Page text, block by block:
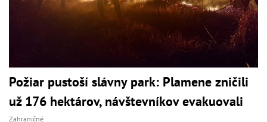
Požiar pustoší slávny park: Plamene zničili
už 176 hektárov, návštevníkov evakuovali
Zahraničné